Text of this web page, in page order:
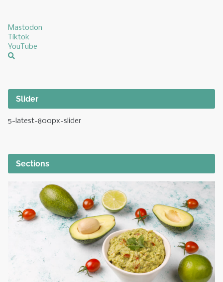
Mastodon
Tiktok
YouTube
Slider
5-latest-800px-slider
Sections